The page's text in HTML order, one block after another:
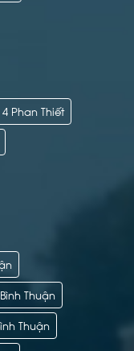
Phan Thiết
Thuận
Thuận